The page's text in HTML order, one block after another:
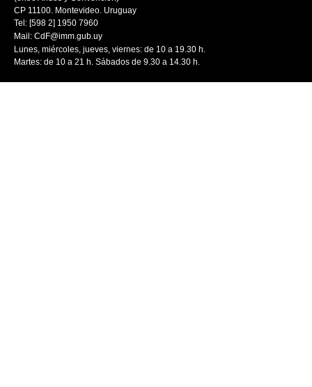
CP 11100. Montevideo. Uruguay
Tel: [598 2] 1950 7960
Mail: CdF@imm.gub.uy
Lunes, miércoles, jueves, viernes: de 10 a 19.30 h.
Martes: de 10 a 21 h. Sábados de 9.30 a 14.30 h.